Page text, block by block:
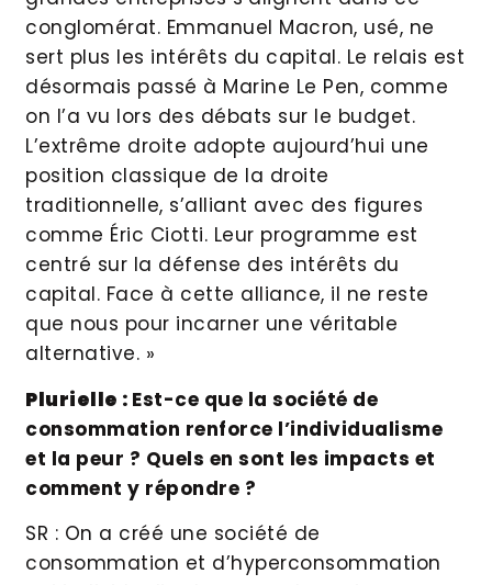
conglomérat. Emmanuel Macron, usé, ne
sert plus les intérêts du capital. Le relais est
désormais passé à Marine Le Pen, comme
on l’a vu lors des débats sur le budget.
L’extrême droite adopte aujourd’hui une
position classique de la droite
traditionnelle, s’alliant avec des figures
comme Éric Ciotti. Leur programme est
centré sur la défense des intérêts du
capital. Face à cette alliance, il ne reste
que nous pour incarner une véritable
alternative. »
Plurielle : Est-ce que la société de
consommation renforce l’individualisme
et la peur ? Quels en sont les impacts et
comment y répondre ?
SR : On a créé une société de
consommation et d’hyperconsommation